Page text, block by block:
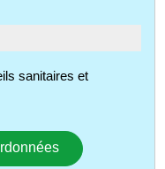
sanitaires et